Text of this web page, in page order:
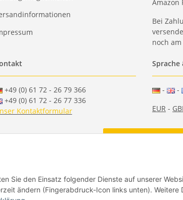
Amazon
Bei
noch
+49 (0) 61 72 - 26 79 366
+49 (0) 61 72 - 26 77 336
Kontaktformular
Sprache
- -
EUR -
Sie den Einsatz folgender Dienste auf unserer
ändern (Fingerabdruck-Icon links unten). Weitere